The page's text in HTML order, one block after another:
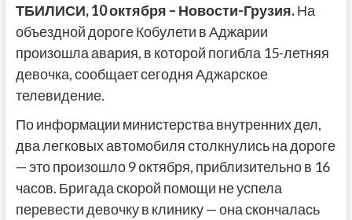
ТБИЛИСИ,10октября – Новости-Грузия.На
объездной дороге Кобулети в Аджарии
произошла авария, в которой погибла 15-летняя
девочка, сообщает сегодня Аджарское
телевидение.
По информации министерства внутренних дел,
два легковых автомобиля столкнулись на дороге
— это произошло 9 октября, приблизительно в 16
часов. Бригада скорой помощи не успела
перевести девочку в клинику — она скончалась